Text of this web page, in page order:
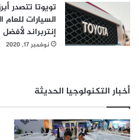
تويوتا تتصدر
السيارات
إنتربراند لأفضل
نوفمبر 17, 2020
أخبار التكنولوجيا الحديثة